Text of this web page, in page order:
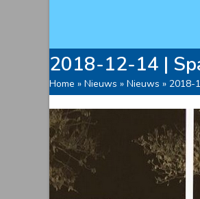
2018-12-14 |
Home » Nieuws » Nieuws » 2018-